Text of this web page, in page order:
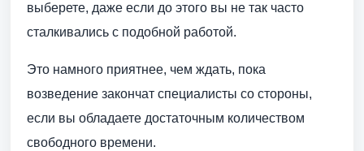
выберете, даже если до этого вы не так часто
сталкивались с подобной работой.
Это намного приятнее, чем ждать, пока
возведение закончат специалисты со стороны,
если вы обладаете достаточным количеством
свободного времени.